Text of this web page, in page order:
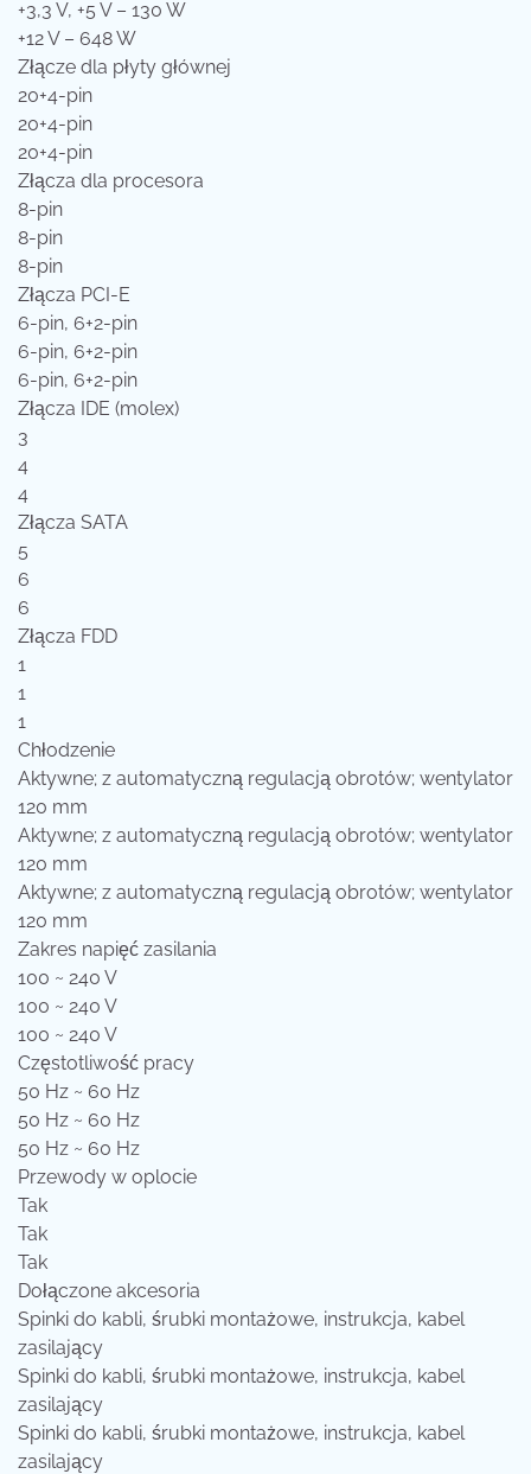
+3,3 V, +5 V – 130 W
+12 V – 648 W
Złącze dla płyty głównej
20+4-pin
20+4-pin
20+4-pin
Złącza dla procesora
8-pin
8-pin
8-pin
Złącza PCI-E
6-pin, 6+2-pin
6-pin, 6+2-pin
6-pin, 6+2-pin
Złącza IDE (molex)
3
4
4
Złącza SATA
5
6
6
Złącza FDD
1
1
1
Chłodzenie
Aktywne; z automatyczną regulacją obrotów; wentylator
120 mm
Aktywne; z automatyczną regulacją obrotów; wentylator
120 mm
Aktywne; z automatyczną regulacją obrotów; wentylator
120 mm
Zakres napięć zasilania
100 ~ 240 V
100 ~ 240 V
100 ~ 240 V
Częstotliwość pracy
50 Hz ~ 60 Hz
50 Hz ~ 60 Hz
50 Hz ~ 60 Hz
Przewody w oplocie
Tak
Tak
Tak
Dołączone akcesoria
Spinki do kabli, śrubki montażowe, instrukcja, kabel
zasilający
Spinki do kabli, śrubki montażowe, instrukcja, kabel
zasilający
Spinki do kabli, śrubki montażowe, instrukcja, kabel
zasilający